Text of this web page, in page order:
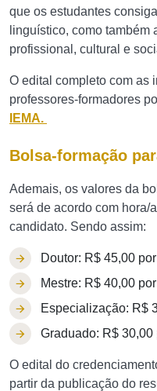
que os estudantes
linguístico, como também
profissional, cultural e
O edital completo com as
professores-formadores
IEMA.
Bolsa-formação
Ademais, os valores da
será de acordo com hora/
candidato. Sendo assim:
Doutor: R$ 45,00
Mestre: R$ 40,00
Especialização: R$
Graduado: R$ 30,00
O edital do
partir da publicação do